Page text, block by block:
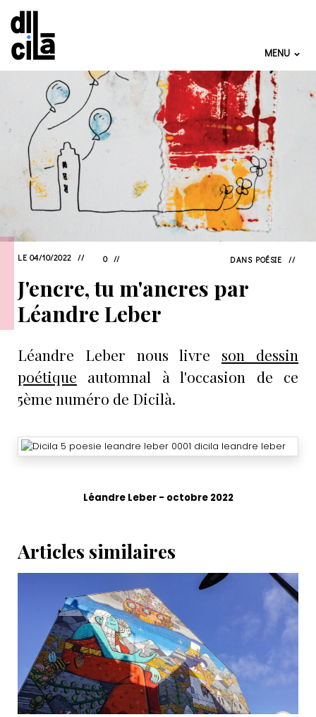
MENU
LE 04/10/2022 0 DANS POÉSIE
J'encre, tu m'ancres par
Léandre Leber
Léandre Leber nous livre son dessin
poétique automnal à l'occasion de ce
5ème numéro de Dicilà.
Léandre Leber - octobre 2022
Articles similaires